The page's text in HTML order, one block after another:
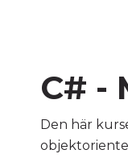
C# -
Den här